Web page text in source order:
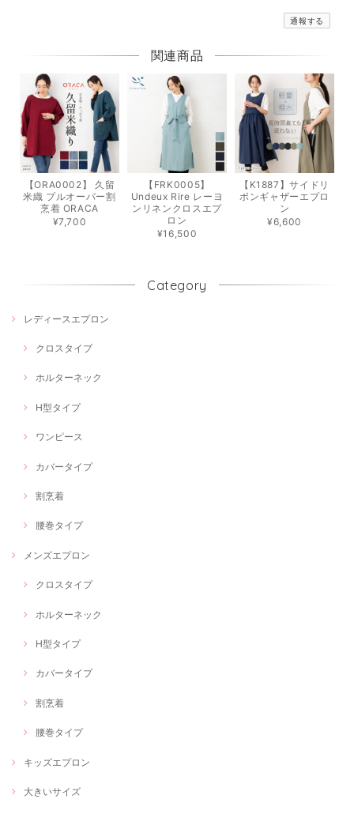
通報する
関連商品
【ORA0002】 久留
米織 プルオーバー割
烹着 ORACA
¥7,700
【FRK0005】
Undeux Rire レーヨ
ンリネンクロスエプ
ロン
¥16,500
【K1887】サイドリ
ボンギャザーエプロ
ン
¥6,600
Category
レディースエプロン
クロスタイプ
ホルターネック
H型タイプ
ワンピース
カバータイプ
割烹着
腰巻タイプ
メンズエプロン
クロスタイプ
ホルターネック
H型タイプ
カバータイプ
割烹着
腰巻タイプ
キッズエプロン
大きいサイズ